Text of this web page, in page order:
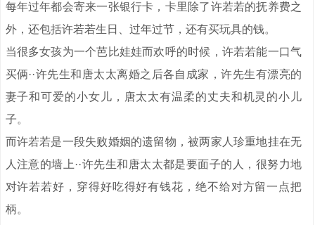
每年过年都会寄来一张银行卡，卡里除了许若若的抚养费之
外，还包括许若若生日、过年过节，还有买玩具的钱。
当很多女孩为一个芭比娃娃而欢呼的时候，许若若能一口气
买俩··许先生和唐太太离婚之后各自成家，许先生有漂亮的
妻子和可爱的小女儿，唐太太有温柔的丈夫和机灵的小儿
子。
而许若若是一段失败婚姻的遗留物，被两家人珍重地挂在无
人注意的墙上··许先生和唐太太都是要面子的人，很努力地
对许若若好，穿得好吃得好有钱花，绝不给对方留一点把
柄。